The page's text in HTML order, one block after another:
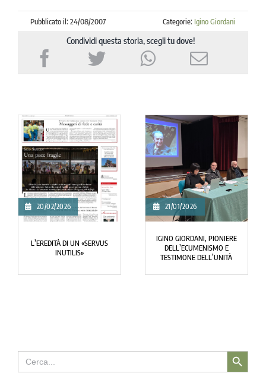
Pubblicato il: 24/08/2007 Categorie: Igino Giordani
Condividi questa storia, scegli tu dove!
24/09/2025
L’AMORE SCACCIA IL TIMORE
20/07/2025
BIBLIOTECA DI
INFERIORE DEDICATA
GIORDANI
Search
for:
Search Button